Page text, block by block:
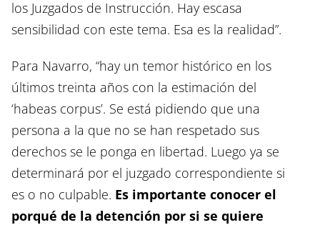
los Juzgados de Instrucción. Hay escasa
sensibilidad con este tema. Esa es la realidad”.
Para Navarro, “hay un temor histórico en los
últimos treinta años con la estimación del
‘habeas corpus’. Se está pidiendo que una
persona a la que no se han respetado sus
derechos se le ponga en libertad. Luego ya se
determinará por el juzgado correspondiente si
es o no culpable. Es importante conocer el
porqué de la detención por si se quiere